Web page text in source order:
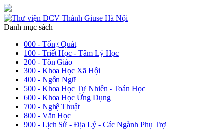
Danh mục sách
000 - Tổng Quát
100 - Triết Học - Tâm Lý Học
200 - Tôn Giáo
300 - Khoa Học Xã Hội
400 - Ngôn Ngữ
500 - Khoa Học Tự Nhiên - Toán Học
600 - Khoa Học Ứng Dụng
700 - Nghệ Thuật
800 - Văn Học
900 - Lịch Sử - Địa Lý - Các Ngành Phụ Trợ